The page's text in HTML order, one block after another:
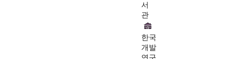
서
관
한국
개발
연구